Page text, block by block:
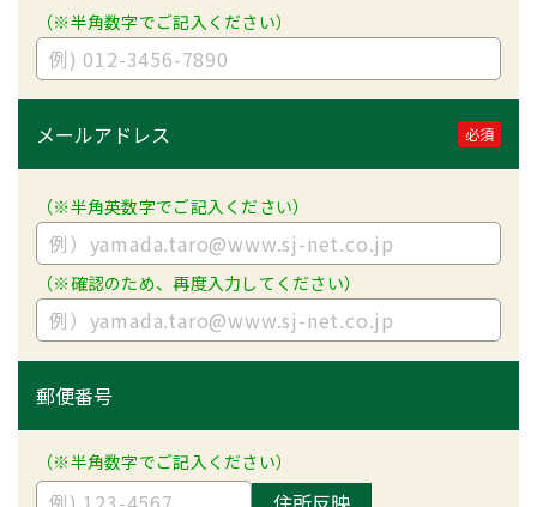
（※半角数字でご記入ください）
メールアドレス 必須
（※半角英数字でご記入ください）
（※確認のため、再度入力してください）
郵便番号
（※半角数字でご記入ください）